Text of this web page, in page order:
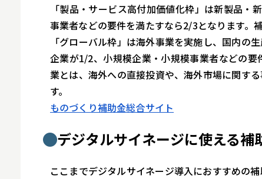
「製品・サービス高付加価値化枠」は新製品
事業者などの要件を満たすなら2/3となります。
「グローバル枠」は海外事業を実施し、国内の
企業が1/2、小規模企業・小規模事業者などの
業とは、海外への直接投資や、海外市場に関す
す。
ものづくり補助金総合サイト
デジタルサイネージに使える補
ここまでデジタルサイネージ導入におすすめの